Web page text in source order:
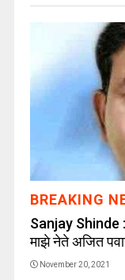
BREAKING
Sanjay Shinde
माझे नेते अजित
November 20, 2021